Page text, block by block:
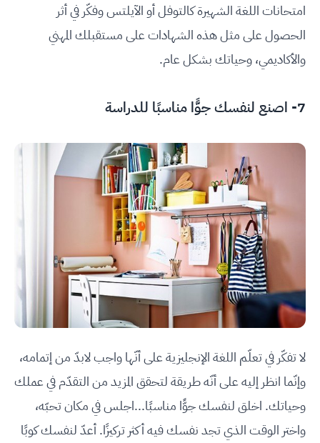
امتحانات اللغة الشهيرة كالتوفل أو الآيلتس وفكّر في أثر
الحصول على مثل هذه الشهادات على مستقبلك المهني
والأكاديمي، وحياتك بشكل عام.
7- اصنع لنفسك جوًّا مناسبًا للدراسة
لا تفكّر في تعلّم اللغة الإنجليزية على أنّها واجب لابدّ من إتمامه،
وإنّما انظر إليه على أنّه طريقة لتحقق المزيد من التقدّم في عملك
وحياتك. اخلق لنفسك جوًّا مناسبًا...اجلس في مكان تحبّه،
واختر الوقت الذي تجد نفسك فيه أكثر تركيزًا. أعدّ لنفسك كوبًا